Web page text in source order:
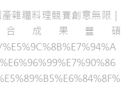
雜糧料理競賽創意無限｜
成果豐碩